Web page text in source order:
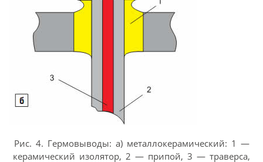
Рис. 4. Гермовыводы: а) металлокерамический: 1 —
керамический изолятор, 2 — припой, 3 — траверса,